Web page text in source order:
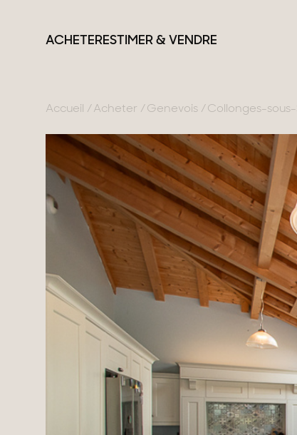
ACHETERESTIMER & VENDRE
France
Lac d'Annecy
Genevois
Pays de Gex
Montagne
Lac du Bourget
Provence
Suisse
Genève
Canton de Vaud
Alpes Suisses
Nos
Propriétés de
Villas
Appartements
Chalets
Maisons &
Maisons de ville
Maisons de
Domaines
Projets neufs
Réhabilitations
Tous nos biens
Accueil Acheter Genevois Collonges-